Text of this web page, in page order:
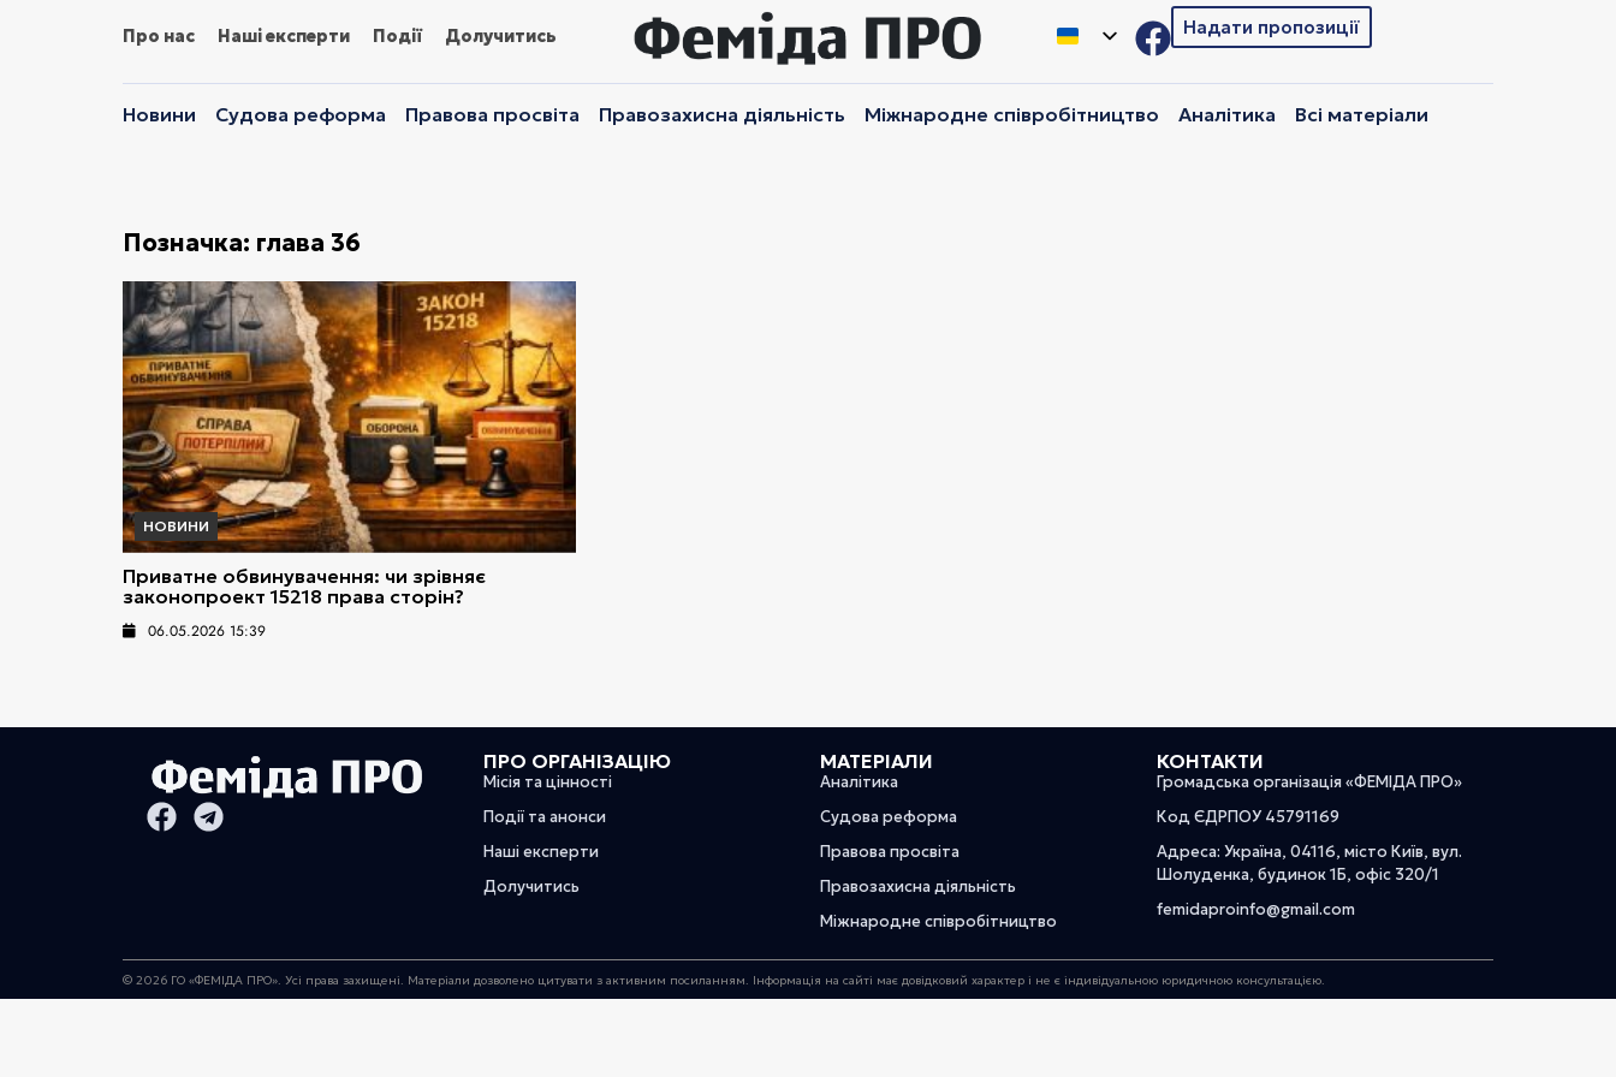
Про нас Наші експерти Події Долучитись Надати пропозиції
Новини Судова реформа Правова просвіта Правозахисна діяльність Міжнародне співробітництво Аналітика Всі матеріали
Позначка: глава 36
НОВИНИ
Приватне обвинувачення: чи зрівняє
законопроект 15218 права сторін?
06.05.2026 15:39
ПРО ОРГАНІЗАЦІЮ
Місія та цінності
Події та анонси
Наші експерти
Долучитись
МАТЕРІАЛИ
Аналітика
Судова реформа
Правова просвіта
Правозахисна діяльність
Міжнародне співробітництво
КОНТАКТИ
Громадська організація «ФЕМІДА ПРО»
Код ЄДРПОУ 45791169
Адреса: Україна, 04116, місто Київ, вул.
Шолуденка, будинок 1Б, офіс 320/1
femidaproinfo@gmail.com
© 2026 ГО «ФЕМІДА ПРО». Усі права захищені. Матеріали дозволено цитувати з активним посиланням. Інформація на сайті має довідковий характер і не є індивідуальною юридичною консультацією.